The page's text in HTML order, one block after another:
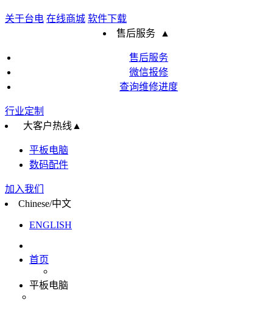
关于台电 在线商城 软件下载
售后服务
▲
售后服务
微信报修
查询维修进度
行业定制
大客户热线 ▲
平板电脑
数码配件
加入我们
Chinese/中文
ENGLISH
首页
平板电脑